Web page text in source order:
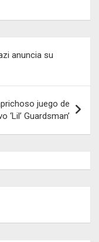
anuncia su
juego de
Guardsman’